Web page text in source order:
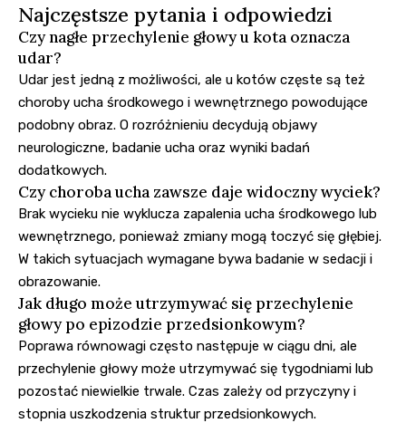
Najczęstsze pytania i odpowiedzi
Czy nagłe przechylenie głowy u kota oznacza
udar?
Udar jest jedną z możliwości, ale u kotów częste są też
choroby ucha środkowego i wewnętrznego powodujące
podobny obraz. O rozróżnieniu decydują objawy
neurologiczne, badanie ucha oraz wyniki badań
dodatkowych.
Czy choroba ucha zawsze daje widoczny wyciek?
Brak wycieku nie wyklucza zapalenia ucha środkowego lub
wewnętrznego, ponieważ zmiany mogą toczyć się głębiej.
W takich sytuacjach wymagane bywa badanie w sedacji i
obrazowanie.
Jak długo może utrzymywać się przechylenie
głowy po epizodzie przedsionkowym?
Poprawa równowagi często następuje w ciągu dni, ale
przechylenie głowy może utrzymywać się tygodniami lub
pozostać niewielkie trwale. Czas zależy od przyczyny i
stopnia uszkodzenia struktur przedsionkowych.